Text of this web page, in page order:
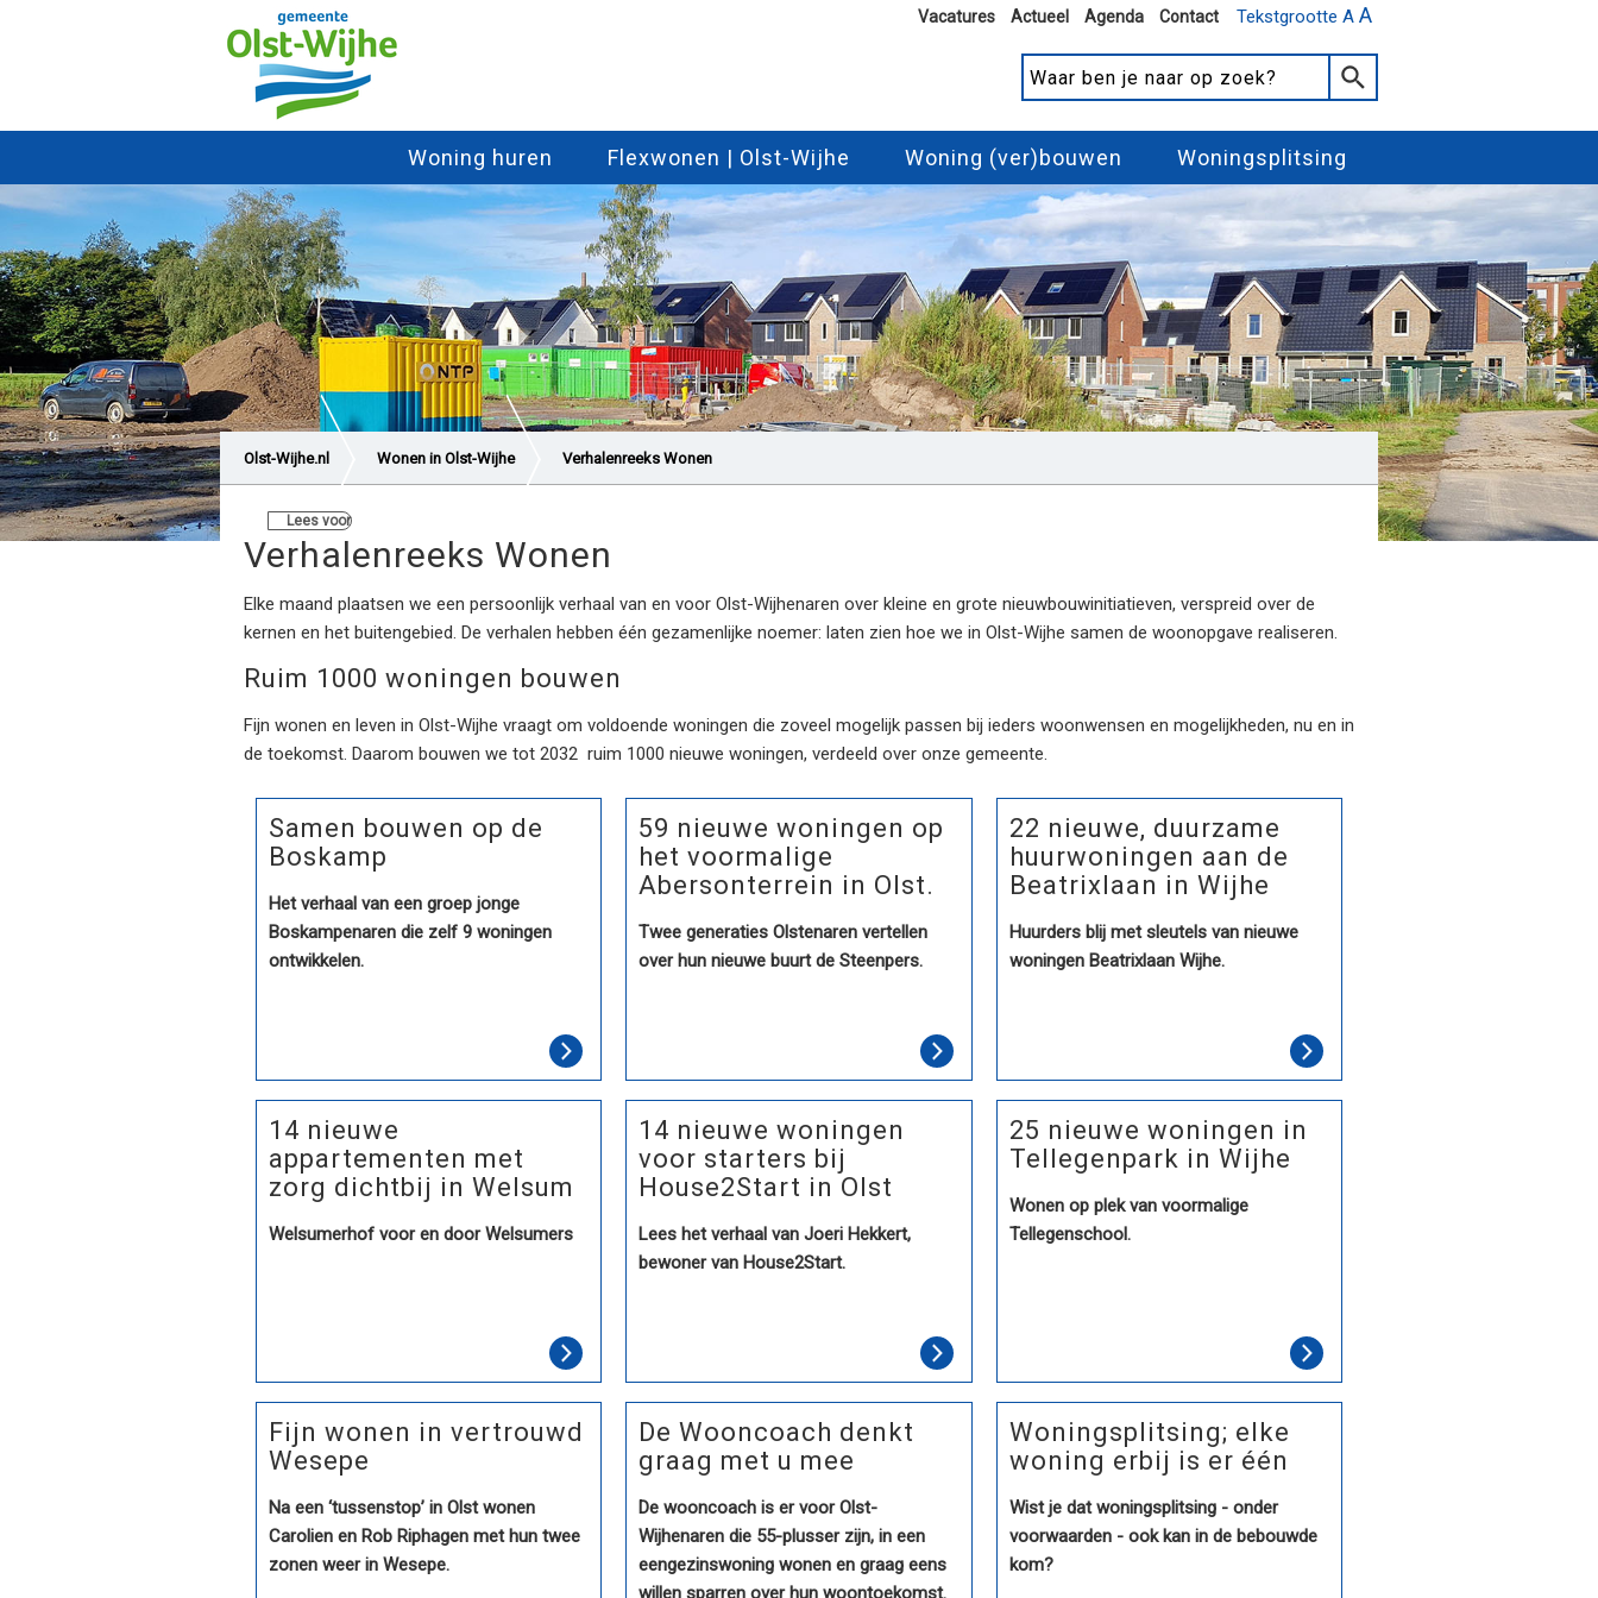
Tekstgrootte A A
Vacatures Actueel Agenda Contact
Woning huren Flexwonen | Olst-Wijhe Woning (ver)bouwen Woningsplitsing
Olst-Wijhe.nl Wonen in Olst-Wijhe Verhalenreeks Wonen
Lees voor
Verhalenreeks Wonen
Elke maand plaatsen we een persoonlijk verhaal van en voor Olst-Wijhenaren over kleine en grote nieuwbouwinitiatieven, verspreid over de
kernen en het buitengebied. De verhalen hebben één gezamenlijke noemer: laten zien hoe we in Olst-Wijhe samen de woonopgave realiseren.
Ruim 1000 woningen bouwen
Fijn wonen en leven in Olst-Wijhe vraagt om voldoende woningen die zoveel mogelijk passen bij ieders woonwensen en mogelijkheden, nu en in
de toekomst. Daarom bouwen we tot 2032 ruim 1000 nieuwe woningen, verdeeld over onze gemeente.
Samen bouwen op de
Boskamp
Het verhaal van een groep jonge
Boskampenaren die zelf 9 woningen
ontwikkelen.
59 nieuwe woningen op
het voormalige
Abersonterrein in Olst.
Twee generaties Olstenaren vertellen
over hun nieuwe buurt de Steenpers.
22 nieuwe, duurzame
huurwoningen aan de
Beatrixlaan in Wijhe
Huurders blij met sleutels van nieuwe
woningen Beatrixlaan Wijhe.
14 nieuwe
appartementen met
zorg dichtbij in Welsum
Welsumerhof voor en door Welsumers
14 nieuwe woningen
voor starters bij
House2Start in Olst
Lees het verhaal van Joeri Hekkert,
bewoner van House2Start.
25 nieuwe woningen in
Tellegenpark in Wijhe
Wonen op plek van voormalige
Tellegenschool.
Fijn wonen in vertrouwd
Wesepe
Na een ‘tussenstop’ in Olst wonen
Carolien en Rob Riphagen met hun twee
zonen weer in Wesepe.
De Wooncoach denkt
graag met u mee
De wooncoach is er voor Olst-
Wijhenaren die 55-plusser zijn, in een
eengezinswoning wonen en graag eens
willen sparren over hun woontoekomst.
Woningsplitsing; elke
woning erbij is er één
Wist je dat woningsplitsing - onder
voorwaarden - ook kan in de bebouwde
kom?